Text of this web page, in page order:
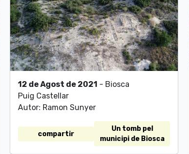
12 de Agost de 2021 - Biosca
Puig Castellar
Autor: Ramon Sunyer
compartir
Un tomb pel
municipi de Biosca